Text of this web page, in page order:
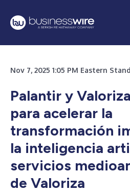
Nov 7, 2025 1:05 PM Eastern
Palantir y
para acelerar la
transformación
la inteligencia
servicios
de Valoriza